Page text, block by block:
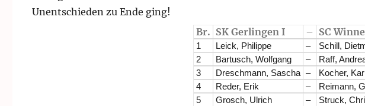
Unentschieden zu Ende ging!
Br. SK Gerlingen I – SC
1 Leick, Philippe – Schill,
2
Bartusch, Wolfgang – Raff,
3
Dreschmann, Sascha – Kocher,
4
Reder, Erik – Reimann,
5
Grosch, Ulrich – Struck,